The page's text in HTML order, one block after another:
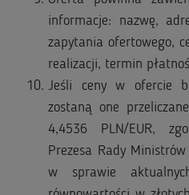
informacje: nazwę,
zapytania ofertowego,
realizacji, termin
Jeśli ceny w ofercie
zostaną one
4,4536 PLN/EUR,
Prezesa Rady
w sprawie